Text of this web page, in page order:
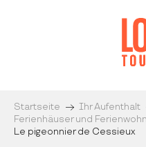
Startseite Ihr Aufenthalt
Ferienhäuser und
Le pigeonnier de Cessieux